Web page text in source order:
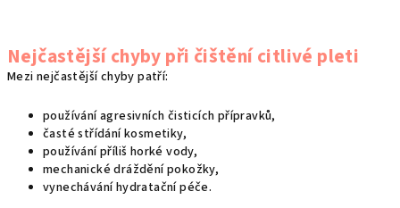
Nejčastější chyby při čištění citlivé pleti
Mezi nejčastější chyby patří:
používání agresivních čisticích přípravků,
časté střídání kosmetiky,
používání příliš horké vody,
mechanické dráždění pokožky,
vynechávání hydratační péče.